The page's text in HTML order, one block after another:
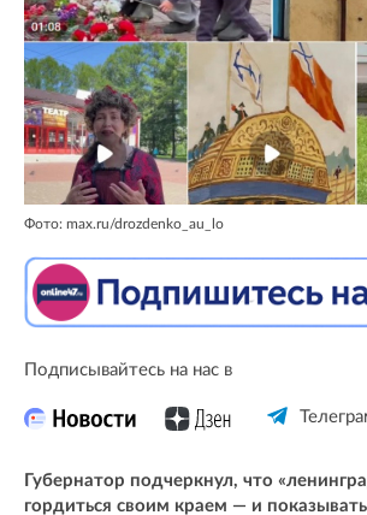
Фото: max.ru/drozdenko_au_lo
Подписывайтесь на нас в
Губернатор подчеркнул, что
гордиться своим краем — и